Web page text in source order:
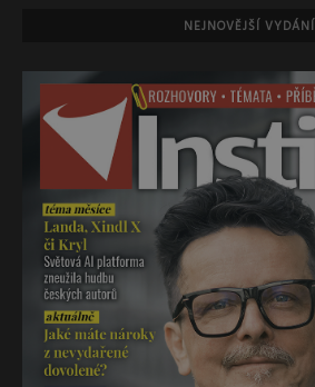
NEJNOVĚJŠÍ VYDÁNÍ